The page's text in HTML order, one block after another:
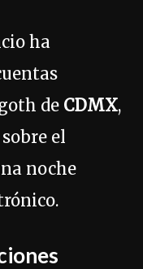
ha
de CDMX,
el
noche